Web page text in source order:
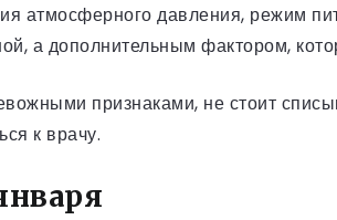
атмосферного давления, режим
а дополнительным фактором,
признаками, не стоит
к врачу.